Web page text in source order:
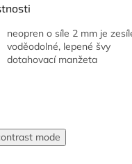
neopren o síle 2 mm je
voděodolné, lepené švy
dotahovací manžeta
mode